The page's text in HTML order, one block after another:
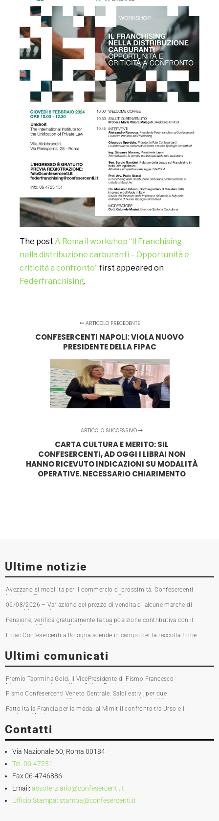
The post A Roma il workshop “Il Franchising
nella distribuzione carburanti – Opportunità e
criticità a confronto” first appeared on
Federfranchising.
ARTICOLO PRECEDENTE
CONFESERCENTI NAPOLI: VIOLA NUOVO
PRESIDENTE DELLA FIPAC
ARTICOLO SUCCESSIVO
CARTA CULTURA E MERITO: SIL
CONFESERCENTI, AD OGGI I LIBRAI NON
HANNO RICEVUTO INDICAZIONI SU MODALITÀ
OPERATIVE. NECESSARIO CHIARIMENTO
Ultime notizie
Avezzano si mobilita per il commercio di prossimità: Confesercenti
Marsica e Fipac in piazza per la raccolta firme
06/08/2026 – Variazione del prezzo di vendita di alcune marche di
tabacchi lavorati
Pensione, verifica gratuitamente la tua posizione contributiva con il
servizio del Patronato Confesercenti Grosseto
Fipac Confesercenti a Bologna scende in campo per la raccolta firme
sul commercio di prossimità
Ultimi comunicati
Premio Taormina Gold: il VicePresidente di Fismo Francesco
Musumeci premia la stilista Chiara Boni
Fismo Confesercenti Veneto Centrale: Saldi estivi, per due
commercianti su tre affluenza in calo. Incassi giù del 10%
Patto Italia-Francia per la moda: al Mimit il confronto tra Urso e il
ministro Martin
Contatti
Via Nazionale 60, Roma 00184
Tel. 06-47251
Fax 06-4746886
Email: assoterziario@confesercenti.it
Ufficio Stampa: stampa@confesercenti.it